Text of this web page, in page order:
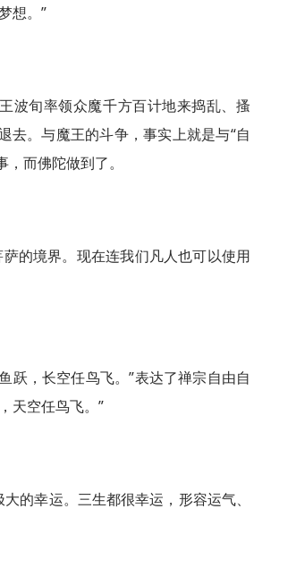
想。”
波旬率领众魔千方百计地来捣乱、搔
去。与魔王的斗争，事实上就是与“自
而佛陀做到了。
的境界。现在连我们凡人也可以使用
跃，长空任鸟飞。”表达了禅宗自由自
天空任鸟飞。”
的幸运。三生都很幸运，形容运气、